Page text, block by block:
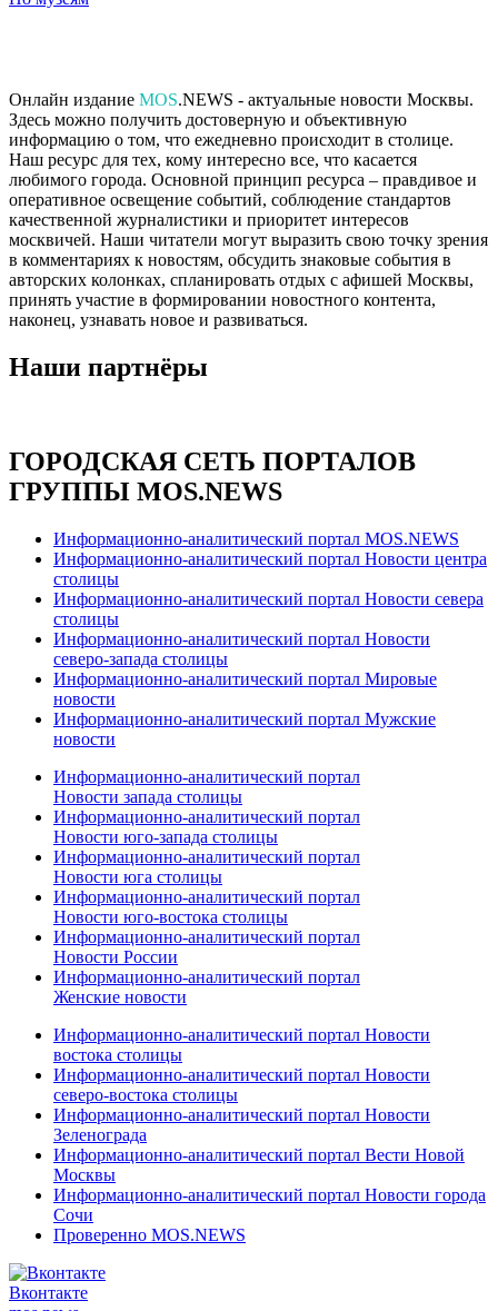
Онлайн издание MOS.NEWS - актуальные новости Москвы.
Здесь можно получить достоверную и объективную
информацию о том, что ежедневно происходит в столице.
Наш ресурс для тех, кому интересно все, что касается
любимого города. Основной принцип ресурса – правдивое и
оперативное освещение событий, соблюдение стандартов
качественной журналистики и приоритет интересов
москвичей. Наши читатели могут выразить свою точку зрения
в комментариях к новостям, обсудить знаковые события в
авторских колонках, спланировать отдых с афишей Москвы,
принять участие в формировании новостного контента,
наконец, узнавать новое и развиваться.
Наши партнёры
ГОРОДСКАЯ СЕТЬ ПОРТАЛОВ
ГРУППЫ MOS.NEWS
Информационно-аналитический портал MOS.NEWS
Информационно-аналитический портал Новости центра
столицы
Информационно-аналитический портал Новости севера
столицы
Информационно-аналитический портал Новости
северо-запада столицы
Информационно-аналитический портал Мировые
новости
Информационно-аналитический портал Мужские
новости
Информационно-аналитический портал
Новости запада столицы
Информационно-аналитический портал
Новости юго-запада столицы
Информационно-аналитический портал
Новости юга столицы
Информационно-аналитический портал
Новости юго-востока столицы
Информационно-аналитический портал
Новости России
Информационно-аналитический портал
Женские новости
Информационно-аналитический портал Новости
востока столицы
Информационно-аналитический портал Новости
северо-востока столицы
Информационно-аналитический портал Новости
Зеленограда
Информационно-аналитический портал Вести Новой
Москвы
Информационно-аналитический портал Новости города
Сочи
Проверенно MOS.NEWS
Вконтакте